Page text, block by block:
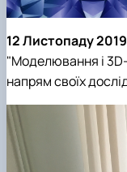
12 Листопаду
"Моделювання i
напрям своїх